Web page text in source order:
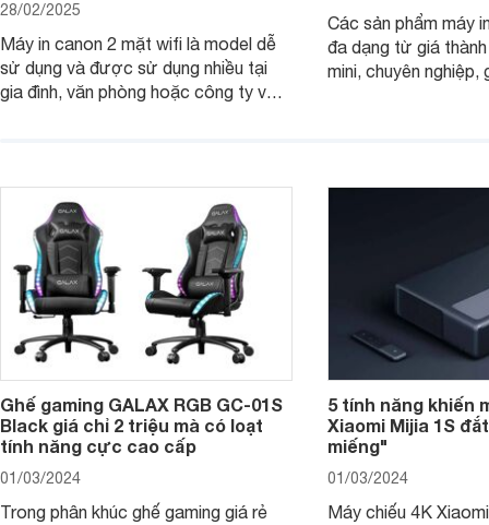
28/02/2025
Máy in canon 2 mặt wifi là model dễ
sử dụng và được sử dụng nhiều tại
gia đình, văn phòng hoặc công ty vừa
Các sản phẩm máy
đa dạng từ giá
mini, chuyên nghiệp,
Ghế gaming GALAX RGB GC-01S
Black giá chỉ 2 triệu mà có loạt
tính năng cực cao cấp
01/03/2024
Trong phân khúc ghế gaming giá rẻ
5 tính năng khiến
Xiaomi Mijia 1S
miếng"
01/03/2024
Máy chiếu 4K